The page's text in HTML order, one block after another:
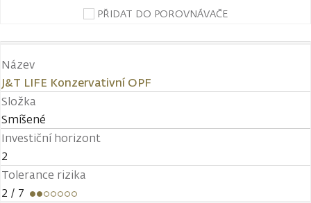
PŘIDAT DO POROVNÁVAČE
Název
J&T LIFE Konzervativní OPF
Složka
Smíšené
Investiční horizont
2
Tolerance rizika
2 / 7